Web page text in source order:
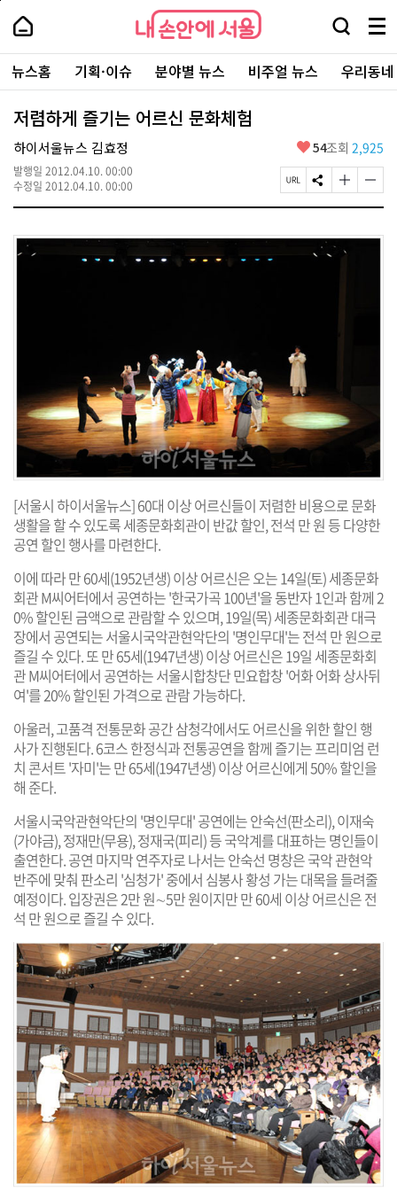
본
로
가
내
손
안
에
서
울
-
서
울
시
대
표
소
포
털
내
손
에
울
검
창
열
기
메
뉴
전
체
보
주
요
서
뉴스홈 기획·이슈 분야별 뉴스 비주얼 뉴스 우리동
저렴하게 즐기는 어르신 문화체험
하이서울뉴스 김효정
발행일 2012.04.10. 00:00
수정일 2012.04.10. 00:00
좋
요
54조회 2,925
페
이
U
R
S
N
공
유
하
글
자
기
크
글
자
기
작
[서울시 하이서울뉴스] 60대 이상 어르신들이 저렴한 비용으로 문화
생활을 할 수 있도록 세종문화회관이 반값 할인, 전석 만 원 등 다양한
공연 할인 행사를 마련한다.
이에 따라 만 60세(1952년생) 이상 어르신은 오는 14일(토) 세종문화
회관 M씨어터에서 공연하는 '한국가곡 100년'을 동반자 1인과 함께 2
0% 할인된 금액으로 관람할 수 있으며, 19일(목) 세종문화회관 대극
장에서 공연되는 서울시국악관현악단의 '명인무대'는 전석 만 원으로
즐길 수 있다. 또 만 65세(1947년생) 이상 어르신은 19일 세종문화회
관 M씨어터에서 공연하는 서울시합창단 민요합창 '어화 어화 상사뒤
여'를 20% 할인된 가격으로 관람 가능하다.
아울러, 고품격 전통문화 공간 삼청각에서도 어르신을 위한 할인 행
사가 진행된다. 6코스 한정식과 전통공연을 함께 즐기는 프리미엄 런
치 콘서트 '자미'는 만 65세(1947년생) 이상 어르신에게 50% 할인을
해 준다.
서울시국악관현악단의 '명인무대' 공연에는 안숙선(판소리), 이재숙
(가야금), 정재만(무용), 정재국(피리) 등 국악계를 대표하는 명인들이
출연한다. 공연 마지막 연주자로 나서는 안숙선 명창은 국악 관현악
반주에 맞춰 판소리 '심청가' 중에서 심봉사 황성 가는 대목을 들려줄
예정이다. 입장권은 2만 원∼5만 원이지만 만 60세 이상 어르신은 전
석 만 원으로 즐길 수 있다.
페
상
단
로